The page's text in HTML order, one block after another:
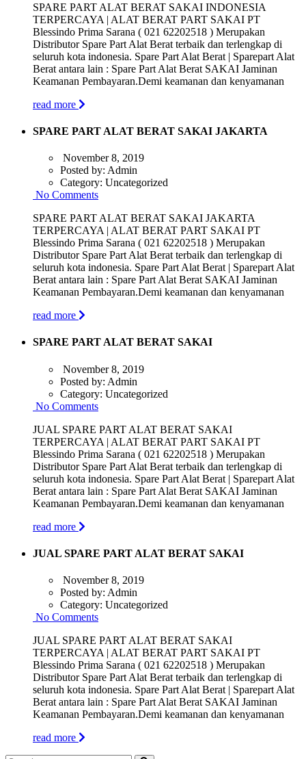
SPARE PART ALAT BERAT SAKAI INDONESIA
TERPERCAYA | ALAT BERAT PART SAKAI PT
Blessindo Prima Sarana ( 021 62202518 ) Merupakan
Distributor Spare Part Alat Berat terbaik dan terlengkap di
seluruh kota indonesia. Spare Part Alat Berat | Sparepart Alat
Berat antara lain : Spare Part Alat Berat SAKAI Jaminan
Keamanan Pembayaran.Demi keamanan dan kenyamanan
read more
SPARE PART ALAT BERAT SAKAI JAKARTA
November 8, 2019
Posted by: Admin
Category: Uncategorized
No Comments
SPARE PART ALAT BERAT SAKAI JAKARTA
TERPERCAYA | ALAT BERAT PART SAKAI PT
Blessindo Prima Sarana ( 021 62202518 ) Merupakan
Distributor Spare Part Alat Berat terbaik dan terlengkap di
seluruh kota indonesia. Spare Part Alat Berat | Sparepart Alat
Berat antara lain : Spare Part Alat Berat SAKAI Jaminan
Keamanan Pembayaran.Demi keamanan dan kenyamanan
read more
SPARE PART ALAT BERAT SAKAI
November 8, 2019
Posted by: Admin
Category: Uncategorized
No Comments
JUAL SPARE PART ALAT BERAT SAKAI
TERPERCAYA | ALAT BERAT PART SAKAI PT
Blessindo Prima Sarana ( 021 62202518 ) Merupakan
Distributor Spare Part Alat Berat terbaik dan terlengkap di
seluruh kota indonesia. Spare Part Alat Berat | Sparepart Alat
Berat antara lain : Spare Part Alat Berat SAKAI Jaminan
Keamanan Pembayaran.Demi keamanan dan kenyamanan
read more
JUAL SPARE PART ALAT BERAT SAKAI
November 8, 2019
Posted by: Admin
Category: Uncategorized
No Comments
JUAL SPARE PART ALAT BERAT SAKAI
TERPERCAYA | ALAT BERAT PART SAKAI PT
Blessindo Prima Sarana ( 021 62202518 ) Merupakan
Distributor Spare Part Alat Berat terbaik dan terlengkap di
seluruh kota indonesia. Spare Part Alat Berat | Sparepart Alat
Berat antara lain : Spare Part Alat Berat SAKAI Jaminan
Keamanan Pembayaran.Demi keamanan dan kenyamanan
read more